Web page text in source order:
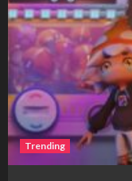
Trending